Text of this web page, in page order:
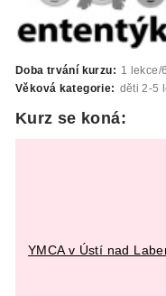
Doba trvání kurzu: 1 lekce/
Věková kategorie: děti 2-5
Kurz se koná:
YMCA v Ústí nad